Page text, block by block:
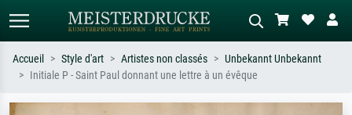
Accueil Style d'art Artistes non classés
Unbekannt Unbekannt
Initiale P - Saint Paul donnant une lettre à un évêque